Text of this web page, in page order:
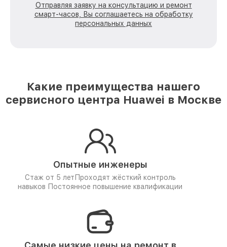
Отправляя заявку на консультацию и ремонт
смарт-часов, Вы соглашаетесь на обработку
персональных данных
Какие преимущества нашего
сервисного центра Huawei в Москве
Опытные инженеры
Стаж от 5 лет Проходят жёсткий контроль
навыков Постоянное повышение квалификации